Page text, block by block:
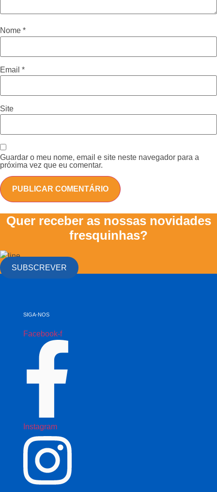
Nome *
Email *
Site
Guardar o meu nome, email e site neste navegador para a
próxima vez que eu comentar.
Quer receber as nossas novidades
fresquinhas?
SUBSCREVER
SIGA-NOS
Facebook-f
Instagram